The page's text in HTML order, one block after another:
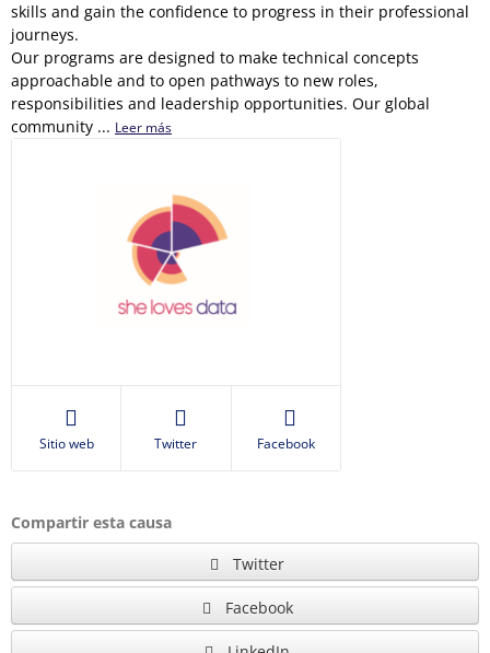
skills and gain the confidence to progress in their professional
journeys.
Our programs are designed to make technical concepts
approachable and to open pathways to new roles,
responsibilities and leadership opportunities. Our global
community ... Leer más
Sitio web Twitter Facebook
Compartir esta causa
Twitter
Facebook